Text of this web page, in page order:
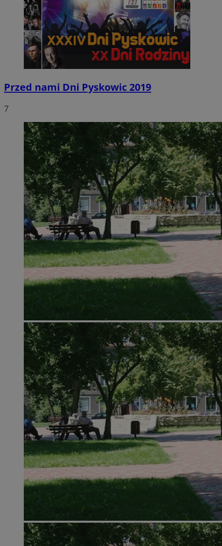
Przed nami Dni Pyskowic 2019
7